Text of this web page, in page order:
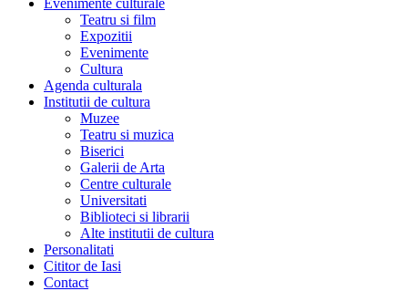
Evenimente culturale
Teatru si film
Expozitii
Evenimente
Cultura
Agenda culturala
Institutii de cultura
Muzee
Teatru si muzica
Biserici
Galerii de Arta
Centre culturale
Universitati
Biblioteci si librarii
Alte institutii de cultura
Personalitati
Cititor de Iasi
Contact